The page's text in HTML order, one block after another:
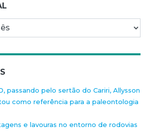
passando pelo sertão do Cariri, Allysson
como referência para a paleontologia
e lavouras no entorno de rodovias